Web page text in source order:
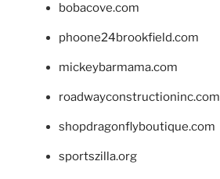
bobacove.com
phoone24brookfield.com
mickeybarmama.com
roadwayconstructioninc.com
shopdragonflyboutique.com
sportszilla.org